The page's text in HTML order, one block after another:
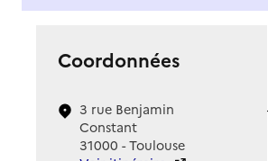
Coordonnées
3 rue Benjamin
Constant
31000 - Toulouse